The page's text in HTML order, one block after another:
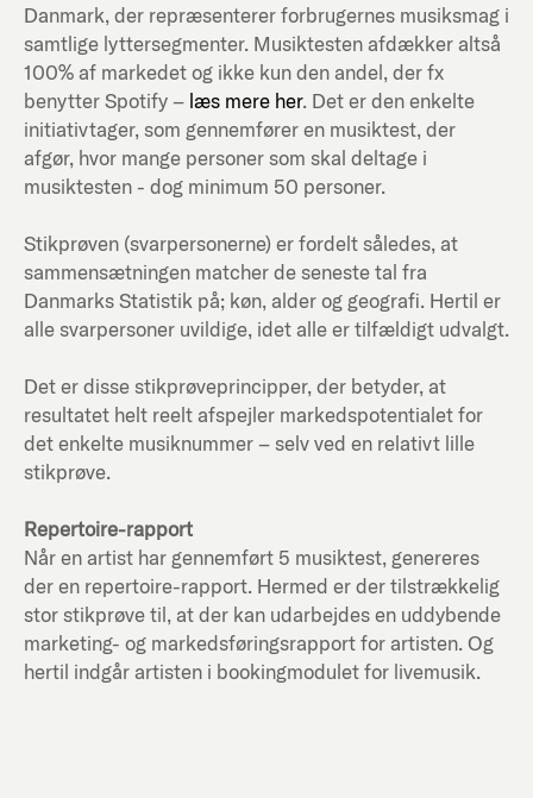
Danmark, der repræsenterer forbrugernes musiksmag i
samtlige lyttersegmenter. Musiktesten afdækker altså
100% af markedet og ikke kun den andel, der fx
benytter Spotify – læs mere her. Det er den enkelte
initiativtager, som gennemfører en musiktest, der
afgør, hvor mange personer som skal deltage i
musiktesten - dog minimum 50 personer.
Stikprøven (svarpersonerne) er fordelt således, at
sammensætningen matcher de seneste tal fra
Danmarks Statistik på; køn, alder og geografi. Hertil er
alle svarpersoner uvildige, idet alle er tilfældigt udvalgt.
Det er disse stikprøveprincipper, der betyder, at
resultatet helt reelt afspejler markedspotentialet for
det enkelte musiknummer – selv ved en relativt lille
stikprøve.
Repertoire-rapport
Når en artist har gennemført 5 musiktest, genereres
der en repertoire-rapport. Hermed er der tilstrækkelig
stor stikprøve til, at der kan udarbejdes en uddybende
marketing- og markedsføringsrapport for artisten. Og
hertil indgår artisten i bookingmodulet for livemusik.